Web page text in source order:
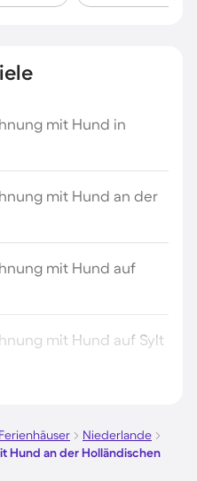
mit Hund in
mit Hund an der
mit Hund auf
mit Hund auf Sylt
mit Hund auf
Niederlande
Hund an der Holländischen